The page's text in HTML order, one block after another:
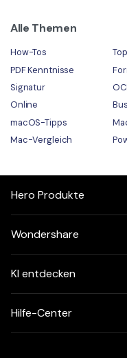
Alle Themen
How-Tos
PDF Kenntnisse
Signatur
Online
macOS-Tipps
Mac-Vergleich
Hero Produkte
Wondershare
KI entdecken
Hilfe-Center